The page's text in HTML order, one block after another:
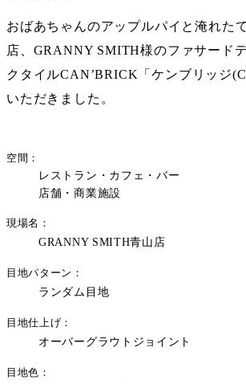
おばあちゃんのアップルパイと淹れた
店、GRANNY SMITH様のファサード
クタイルCAN’BRICK「ケンブリッジ
いただきました。
空間
レストラン・カフェ・バー
店舗・商業施設
現場名
GRANNY SMITH青山店
目地パターン
ランダム目地
目地仕上げ
オーバーグラウトジョイント
目地色